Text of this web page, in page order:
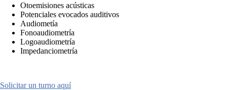
Otoemisiones acústicas
Potenciales evocados auditivos
Audiometía
Fonoaudiometría
Logoaudiometría
Impedanciometría
Solicitar un turno aquí